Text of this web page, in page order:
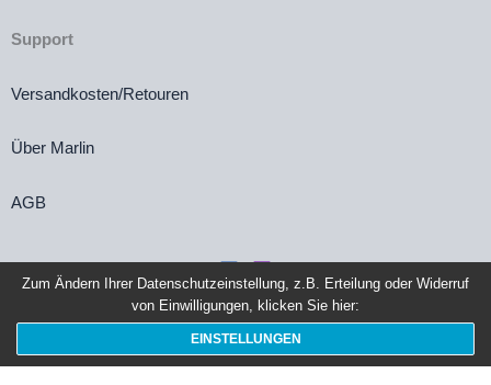
Support
Versandkosten/Retouren
Über Marlin
AGB
Vertrag widerrufen
Zum Ändern Ihrer Datenschutzeinstellung, z.B. Erteilung oder Widerruf
von Einwilligungen, klicken Sie hier:
EINSTELLUNGEN